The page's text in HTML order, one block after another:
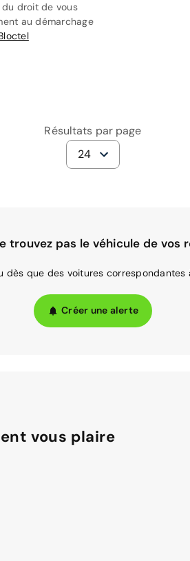
du droit de vous
au démarchage
Résultats par page
24
trouvez pas le véhicule de vos
dès que des voitures
Créer une alerte
vous plaire